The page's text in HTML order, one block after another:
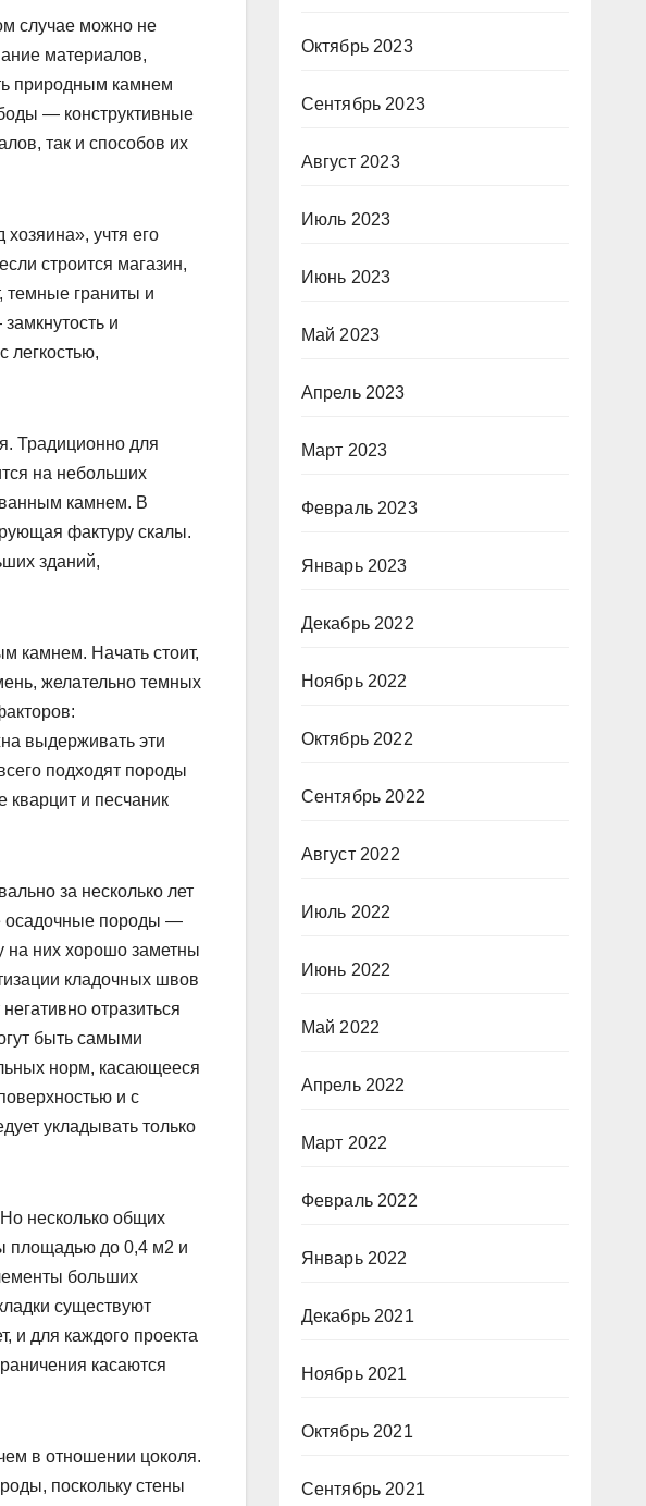
случае можно не
материалов,
природным камнем
— конструктивные
так и способов их
учтя его
строится магазин,
темные граниты и
и
легкостью,
Традиционно для
на небольших
камнем. В
фактуру скалы.
зданий,
камнем. Начать стоит,
желательно темных
выдерживать эти
подходят породы
кварцит и песчаник
за несколько лет
осадочные породы —
на них хорошо заметны
кладочных швов
отразиться
быть самыми
норм, касающееся
и с
укладывать только
несколько общих
площадью до 0,4 м2 и
больших
существуют
и для каждого проекта
касаются
в отношении цоколя.
поскольку стены
Октябрь 2023
Сентябрь 2023
Август 2023
Июль 2023
Июнь 2023
Май 2023
Апрель 2023
Март 2023
Февраль 2023
Январь 2023
Декабрь 2022
Ноябрь 2022
Октябрь 2022
Сентябрь 2022
Август 2022
Июль 2022
Июнь 2022
Май 2022
Апрель 2022
Март 2022
Февраль 2022
Январь 2022
Декабрь 2021
Ноябрь 2021
Октябрь 2021
Сентябрь 2021